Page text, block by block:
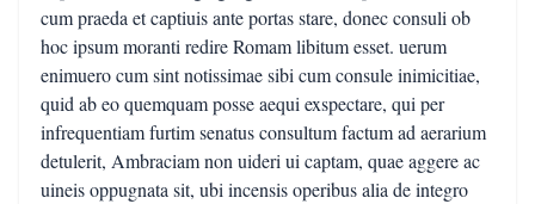
cum praeda et captiuis ante portas stare, donec consuli ob
hoc ipsum moranti redire Romam libitum esset. uerum
enimuero cum sint notissimae sibi cum consule inimicitiae,
quid ab eo quemquam posse aequi exspectare, qui per
infrequentiam furtim senatus consultum factum ad aerarium
detulerit, Ambraciam non uideri ui captam, quae aggere ac
uineis oppugnata sit, ubi incensis operibus alia de integro